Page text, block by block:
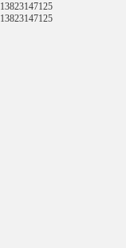
13823147125
13823147125